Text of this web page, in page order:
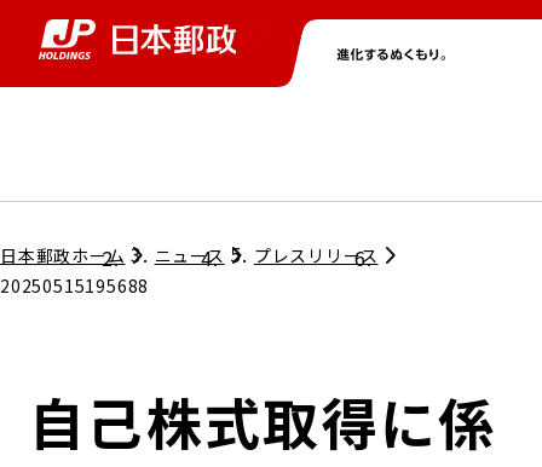
グループ情報トップ
コンプライアンス
株主・投資家情報トップ
個人投資家のみなさまへ
ニューストップ
サステナビリティトップ
担当役員メッセージ
採用情報トップ
日本郵政ホーム ニュース
プレスリリース
20250515195688
自己株式取得に係